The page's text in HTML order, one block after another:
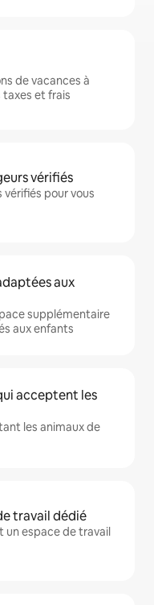
de vacances à
taxes et frais
vérifiés
vérifiés pour vous
aux
supplémentaire
aux enfants
acceptent les
les animaux de
travail dédié
un espace de travail